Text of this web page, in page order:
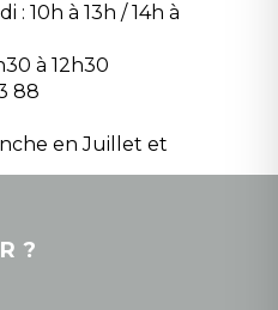
: 10h à 13h / 14h à
à 12h30
88
en Juillet et
noire.com
?